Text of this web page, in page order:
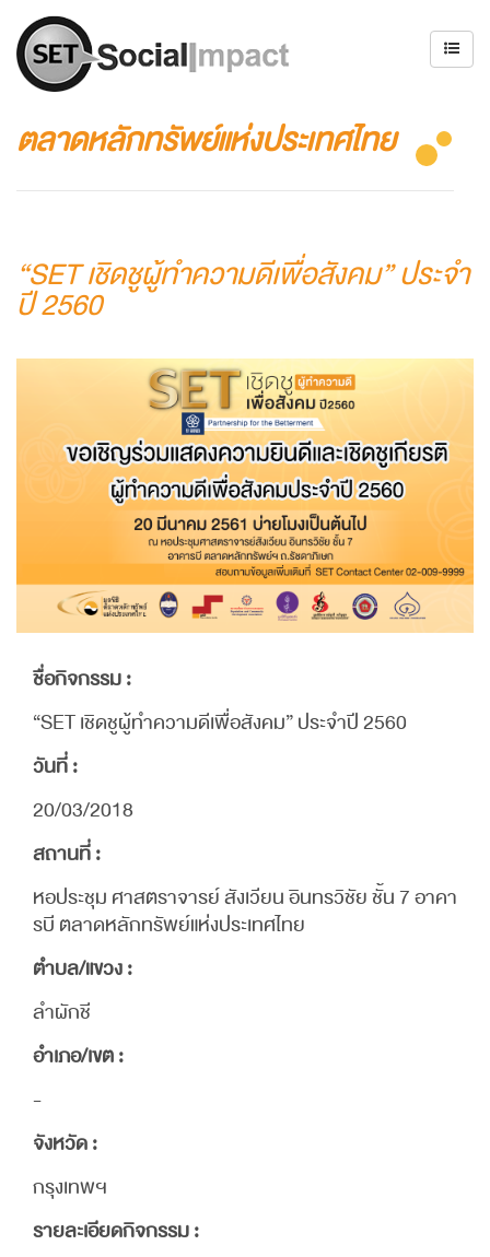
ตลาดหลักทรัพย์แห่งประเทศไทย
“SET เชิดชูผู้ทำความดีเพื่อสังคม” ประจำ
ปี 2560
ชื่อกิจกรรม :
“SET เชิดชูผู้ทำความดีเพื่อสังคม” ประจำปี 2560
วันที่ :
20/03/2018
สถานที่ :
หอประชุม ศาสตราจารย์ สังเวียน อินทรวิชัย ชั้น 7 อาคา
รบี ตลาดหลักทรัพย์แห่งประเทศไทย
ตำบล/แขวง :
ลำผักชี
อำเภอ/เขต :
-
จังหวัด :
กรุงเทพฯ
รายละเอียดกิจกรรม :